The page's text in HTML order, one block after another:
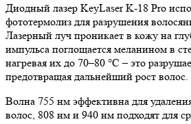
Диодный лазер KeyLaser K-18 Pro
фототермолиз для разрушения
Лазерный луч проникает в кожу на
импульса поглощается меланином в
нагревая их до 70–80 °C – это
предотвращая дальнейший рост волос.
Волна 755 нм эффективна для
волос, 808 нм и 940 нм подходят для